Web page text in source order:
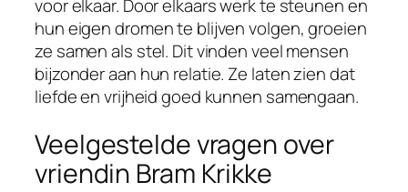
voor elkaar. Door elkaars werk te steunen en
hun eigen dromen te blijven volgen, groeien
ze samen als stel. Dit vinden veel mensen
bijzonder aan hun relatie. Ze laten zien dat
liefde en vrijheid goed kunnen samengaan.
Veelgestelde vragen over
vriendin Bram Krikke